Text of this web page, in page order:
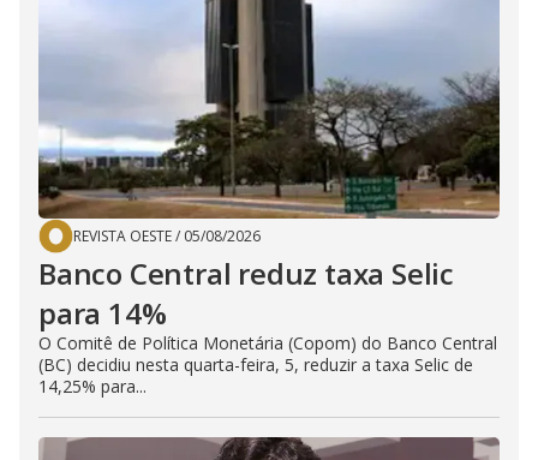
REVISTA OESTE/ 05/08/2026
Banco Central reduz taxa Selic
para 14%
O Comitê de Política Monetária (Copom) do Banco Central
(BC) decidiu nesta quarta-feira, 5, reduzir a taxa Selic de
14,25% para...